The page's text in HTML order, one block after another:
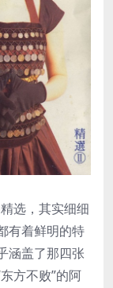
选，其实细细
有着鲜明的特
涵盖了那四张
方不败”的阿